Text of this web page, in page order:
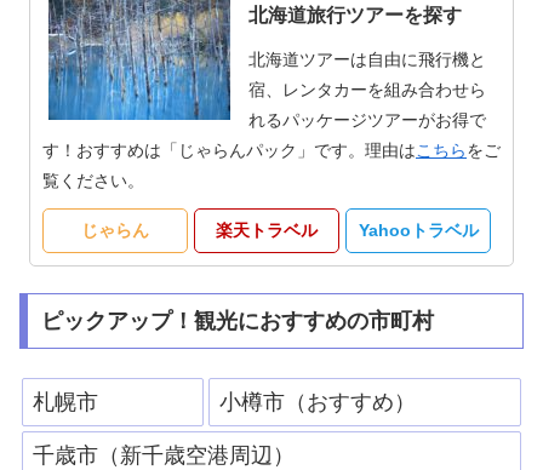
北海道旅行ツアーを探す
北海道ツアーは自由に飛行機と
宿、レンタカーを組み合わせら
れるパッケージツアーがお得で
す！おすすめは「じゃらんパック」です。理由はこちらをご
覧ください。
じゃらん 楽天トラベル Yahooトラベル
ピックアップ！観光におすすめの市町村
札幌市 小樽市（おすすめ）
千歳市（新千歳空港周辺）